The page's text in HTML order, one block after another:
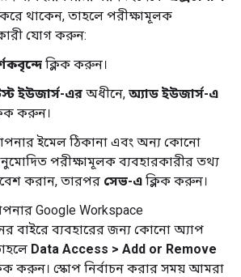
করে থাকেন, তাহলে পরীক্ষামূলক
যোগ করুন:
ক্লিক করুন।
ইউজার্স-এর অধীনে, অ্যাড ইউজার্স-এ
করুন।
ইমেল ঠিকানা এবং অন্য কোনো
পরীক্ষামূলক ব্যবহারকারীর তথ্য
করান, তারপর সেভ-এ ক্লিক করুন।
Google Workspace
বাইরে ব্যবহারের জন্য কোনো অ্যাপ
Data Access > Add or Remove
করুন। স্কোপ নির্বাচন করার সময় আমরা